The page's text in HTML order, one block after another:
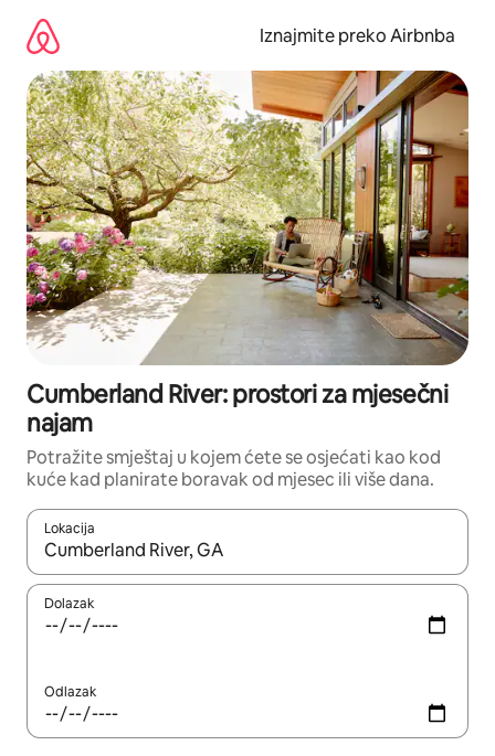
sadržaj
Iznajmite preko Airbnba
Cumberland River: prostori za mjesečni
najam
Potražite smještaj u kojem ćete se osjećati kao kod
kuće kad planirate boravak od mjesec ili više dana.
Lokacija
Kada budu dostupni rezultati, moći ćete ih pregledati
Dolazak
Odlazak